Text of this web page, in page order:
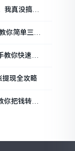
我真没搞明
你简单三步
教你快速查
现全攻略
你把钱转进